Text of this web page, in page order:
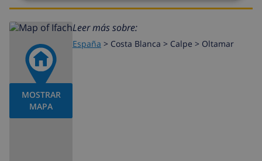
MOSTRAR
MAPA
Leer más sobre:
España > Costa Blanca > Calpe > Oltamar